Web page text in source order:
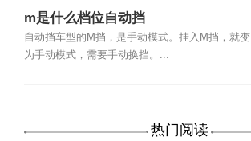
m是什么档位自动挡
自动挡车型的M挡，是手动模式。挂入M挡，就变
为手动模式，需要手动换挡。...
热门阅读